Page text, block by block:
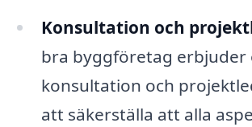
Konsultation och
bra byggföretag erbjuder
konsultation och
att säkerställa att alla